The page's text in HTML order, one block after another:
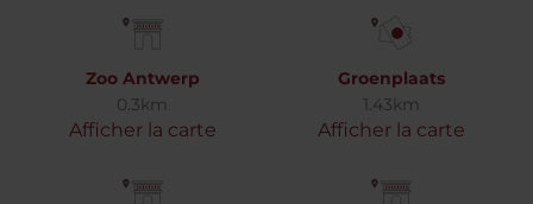
Zoo Antwerp
0.3km
Afficher la carte
Groenplaats
1.43km
Afficher la carte